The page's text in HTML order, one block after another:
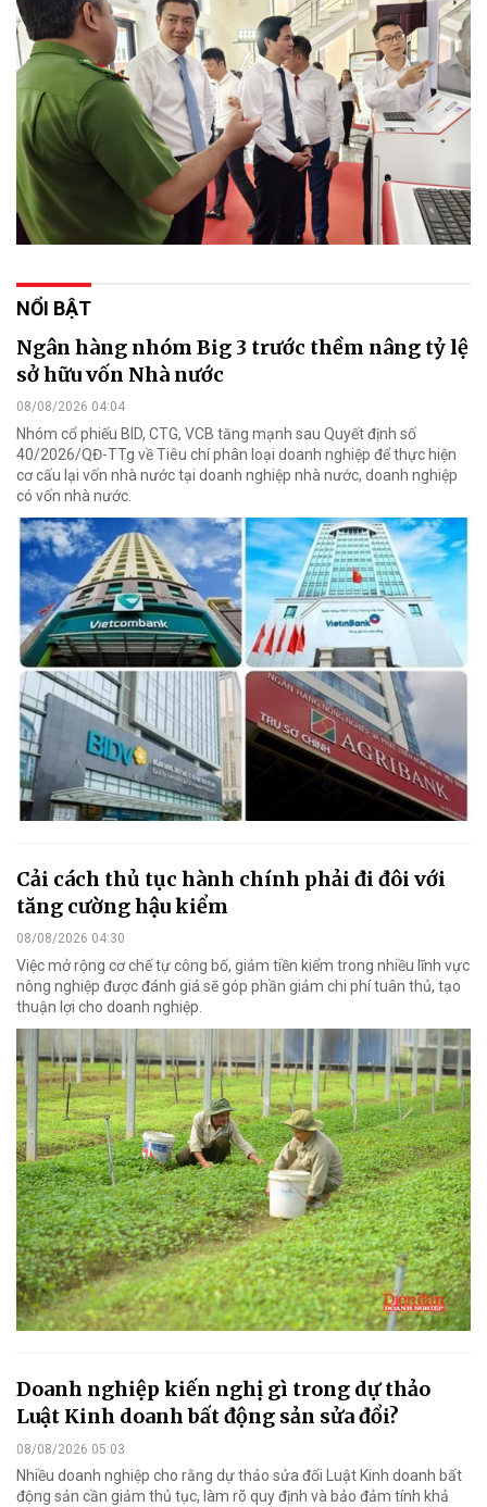
NỔI BẬT
Ngân hàng nhóm Big 3 trước thềm nâng tỷ lệ
sở hữu vốn Nhà nước
08/08/2026 04:04
Nhóm cổ phiếu BID, CTG, VCB tăng mạnh sau Quyết định số
40/2026/QĐ-TTg về Tiêu chí phân loại doanh nghiệp để thực hiện
cơ cấu lại vốn nhà nước tại doanh nghiệp nhà nước, doanh nghiệp
có vốn nhà nước.
Cải cách thủ tục hành chính phải đi đôi với
tăng cường hậu kiểm
08/08/2026 04:30
Việc mở rộng cơ chế tự công bố, giảm tiền kiểm trong nhiều lĩnh vực
nông nghiệp được đánh giá sẽ góp phần giảm chi phí tuân thủ, tạo
thuận lợi cho doanh nghiệp.
Doanh nghiệp kiến nghị gì trong dự thảo
Luật Kinh doanh bất động sản sửa đổi?
08/08/2026 05:03
Nhiều doanh nghiệp cho rằng dự thảo sửa đổi Luật Kinh doanh bất
động sản cần giảm thủ tục, làm rõ quy định và bảo đảm tính khả